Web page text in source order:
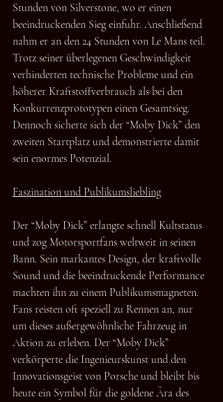
Stunden von Silverstone, wo er einen
beeindruckenden Sieg einfuhr. Anschließend
nahm er an den 24 Stunden von Le Mans teil.
Trotz seiner überlegenen Geschwindigkeit
verhinderten technische Probleme und ein
höherer Kraftstoffverbrauch als bei den
Konkurrenzprototypen einen Gesamtsieg.
Dennoch sicherte sich der “Moby Dick” den
zweiten Startplatz und demonstrierte damit
sein enormes Potenzial.
Faszination und Publikumsliebling
Der “Moby Dick” erlangte schnell Kultstatus
und zog Motorsportfans weltweit in seinen
Bann. Sein markantes Design, der kraftvolle
Sound und die beeindruckende Performance
machten ihn zu einem Publikumsmagneten.
Fans reisten oft speziell zu Rennen an, nur
um dieses außergewöhnliche Fahrzeug in
Aktion zu erleben. Der “Moby Dick”
verkörperte die Ingenieurskunst und den
Innovationsgeist von Porsche und bleibt bis
heute ein Symbol für die goldene Ära des